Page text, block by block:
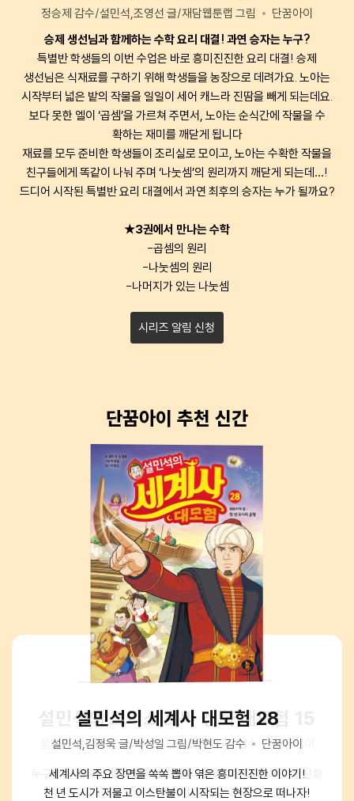
정승제 감수/설민석,조영선 글/재담웹툰랩 그림
단꿈아이
승제 생선님과 함께하는 수학 요리 대결! 과연 승자는 누구?
특별반 학생들의 이번 수업은 바로 흥미진진한 요리 대결! 승제
생선님은 식재료를 구하기 위해 학생들을 농장으로 데려가요. 노아는
시작부터 넓은 밭의 작물을 일일이 세어 캐느라 진땀을 빼게 되는데요.
보다 못한 엘이 ‘곱셈’을 가르쳐 주면서, 노아는 순식간에 작물을 수
확하는 재미를 깨닫게 됩니다
재료를 모두 준비한 학생들이 조리실로 모이고, 노아는 수확한 작물을
친구들에게 똑같이 나눠 주며 ‘나눗셈’의 원리까지 깨닫게 되는데…!
드디어 시작된 특별반 요리 대결에서 과연 최후의 승자는 누가 될까요?
★3권에서 만나는 수학
-곱셈의 원리
-나눗셈의 원리
-나머지가 있는 나눗셈
시리즈 알림 신청
단꿈아이 추천 신간
설민석의 세계사 대모험 28
설민석,김정욱 글/박성일 그림/박현도 감수
단꿈아이
세계사의 주요 장면을 쏙쏙 뽑아 엮은 흥미진진한 이야기!
천 년 도시가 저물고 이스탄불이 시작되는 현장으로 떠나자!
설민석의 한국사 대모험 37
설민석,남이담 글/정현희 그림/강석화 감수
단꿈아이
누적 판매 650만 부 돌파! 2017년부터 현재까지 학습만화
베스트셀러!
설민석의 우리 고전 대모험 10
설민석,최설희 글/강신영 그림/류수열 감수
단꿈아이
선조들의 지혜와 가치가 담긴 또 다른 역사, 우리 고전!
꿈과 현실을 넘나드는 흥미로운 이야기를 설쌤이 들려드립니다!
설민석의 그리스 로마 신화 대모험 15
설민석,남이담 글/스튜디오 담 그림/김원익 감수
단꿈아이
누구보다 재미있게, 생생하게! 설쌤이 들려주는 그리스 로마 신화
이야기!
설민석의 세계사 대모험 28
설민석,김정욱 글/박성일 그림/박현도 감수
단꿈아이
세계사의 주요 장면을 쏙쏙 뽑아 엮은 흥미진진한 이야기!
천 년 도시가 저물고 이스탄불이 시작되는 현장으로 떠나자!
설민석의 한국사 대모험 37
설민석,남이담 글/정현희 그림/강석화 감수
단꿈아이
누적 판매 650만 부 돌파! 2017년부터 현재까지 학습만화
베스트셀러!